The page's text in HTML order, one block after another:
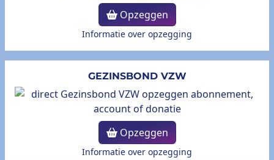
Opzeggen
Informatie over opzegging
GEZINSBOND VZW
Opzeggen
Informatie over opzegging